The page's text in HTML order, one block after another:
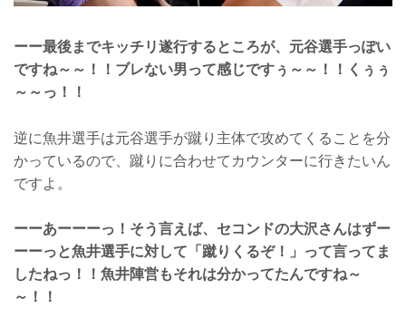
ーー最後までキッチリ遂行するところが、元谷選手っぽい
ですね～～！！ブレない男って感じですぅ～～！！くぅぅ
～～っ！！
逆に魚井選手は元谷選手が蹴り主体で攻めてくることを分
かっているので、蹴りに合わせてカウンターに行きたいん
ですよ。
ーーあーーーっ！そう言えば、セコンドの大沢さんはずー
ーーっと魚井選手に対して「蹴りくるぞ！」って言ってま
したねっ！！魚井陣営もそれは分かってたんですね～
～！！